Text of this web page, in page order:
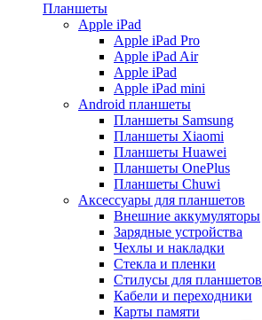
Планшеты
Apple iPad
Apple iPad Pro
Apple iPad Air
Apple iPad
Apple iPad mini
Android планшеты
Планшеты Samsung
Планшеты Xiaomi
Планшеты Huawei
Планшеты OnePlus
Планшеты Chuwi
Аксессуары для планшетов
Внешние аккумуляторы
Зарядные устройства
Чехлы и накладки
Стекла и пленки
Стилусы для планшетов
Кабели и переходники
Карты памяти